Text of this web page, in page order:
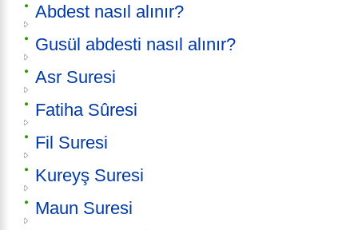
Abdest nasıl alınır?
Gusül abdesti nasıl alınır?
Asr Suresi
Fatiha Sûresi
Fil Suresi
Kureyş Suresi
Maun Suresi